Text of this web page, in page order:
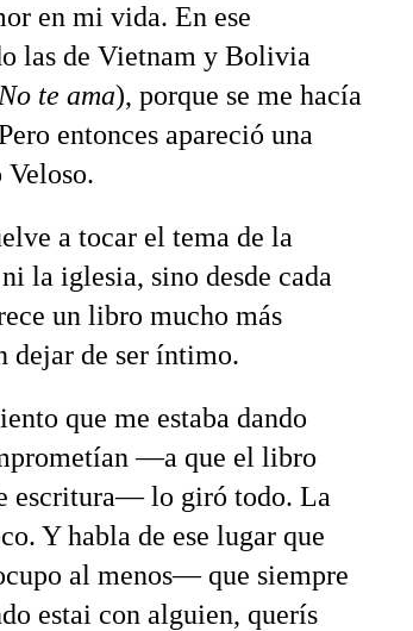
en mi vida. En ese
las de Vietnam y Bolivia
No te ama), porque se me hacía
entonces apareció una
Veloso.
a tocar el tema de la
la iglesia, sino desde cada
un libro mucho más
dejar de ser íntimo.
que me estaba dando
—a que el libro
escritura— lo giró todo. La
Y habla de ese lugar que
al menos— que siempre
estai con alguien, querís